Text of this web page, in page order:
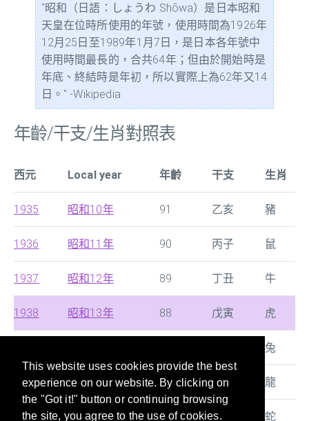
This website uses cookies provide the best
experience on our website. By clicking on
the "Got it!" button or continuing browsing
the site, you agree to the use of cookies.
"昭和（日語：しょうわ Shōwa）是日本昭和
天皇在位時所使用的年號，使用時間為1926年
12月25日至1989年1月7日，是日本各年號中
使用時間最長的，合共64年；但由於開始時是
年底、終結時是年初，所以實際上為62年又14
日。" -Wikipedia
年齡/干支/生肖對照表
西元 Local year 年齡 干支 生肖
1935 昭和10年 91 乙亥 豬
1936 昭和11年 90 丙子 鼠
1937 昭和12年 89 丁丑 牛
1938 昭和13年 88 戊寅 虎
兔
1940 昭和15年 86 庚辰 龍
1941 昭和16年 85 辛巳 蛇